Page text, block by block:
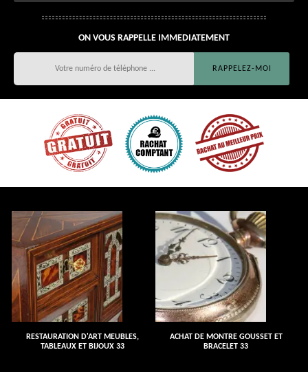
ON VOUS RAPPELLE IMMEDIATEMENT
RESTAURATION D'ART MEUBLES,
TABLEAUX ET BIJOUX 33
ACHAT DE MONTRE GOUSSET ET
BRACELET 33